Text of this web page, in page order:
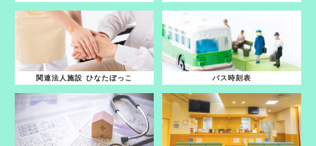
関連法人施設 ひなたぼっこ バス時刻表